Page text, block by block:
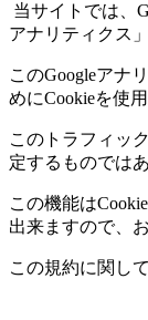
当サイトでは、
アナリティクス
このGoogleアナ
めにCookieを使
このトラフィッ
定するものでは
この機能はCookie
出来ますので、
この規約に関し